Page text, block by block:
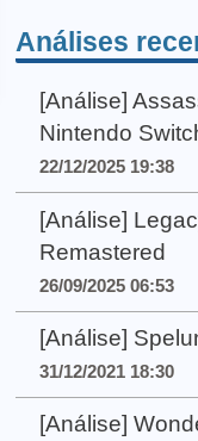
Análises
[Análise]
Nintendo
22/12/2025 19:38
[Análise]
Remastered
26/09/2025 06:53
[Análise]
31/12/2021 18:30
[Análise]